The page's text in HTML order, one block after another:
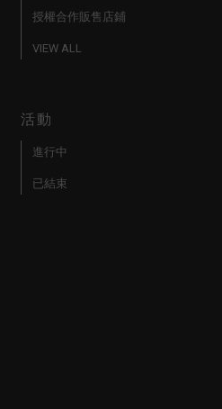
授權合作販售店鋪
VIEW ALL
活動
進行中
已結束